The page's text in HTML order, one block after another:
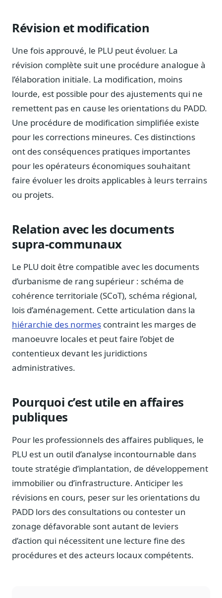
Ils utilisent Legiwatch
Qui sommes-nous
Méthode, valeurs et équipe
Charte IA
Fiabilité, souveraineté, sobriété
Sécurité
Hébergement européen, RGPD
Presse
Kit média, contacts
Révision et modification
Une fois approuvé, le PLU peut évoluer. La
révision complète suit une procédure analogue à
l’élaboration initiale. La modification, moins
lourde, est possible pour des ajustements qui ne
remettent pas en cause les orientations du PADD.
Une procédure de modification simplifiée existe
pour les corrections mineures. Ces distinctions
ont des conséquences pratiques importantes
pour les opérateurs économiques souhaitant
faire évoluer les droits applicables à leurs terrains
ou projets.
Relation avec les documents
supra-communaux
Le PLU doit être compatible avec les documents
d’urbanisme de rang supérieur : schéma de
cohérence territoriale (SCoT), schéma régional,
lois d’aménagement. Cette articulation dans la
hiérarchie des normes contraint les marges de
manoeuvre locales et peut faire l’objet de
contentieux devant les juridictions
administratives.
Pourquoi c’est utile en affaires
publiques
Pour les professionnels des affaires publiques, le
PLU est un outil d’analyse incontournable dans
toute stratégie d’implantation, de développement
immobilier ou d’infrastructure. Anticiper les
révisions en cours, peser sur les orientations du
PADD lors des consultations ou contester un
zonage défavorable sont autant de leviers
d’action qui nécessitent une lecture fine des
procédures et des acteurs locaux compétents.